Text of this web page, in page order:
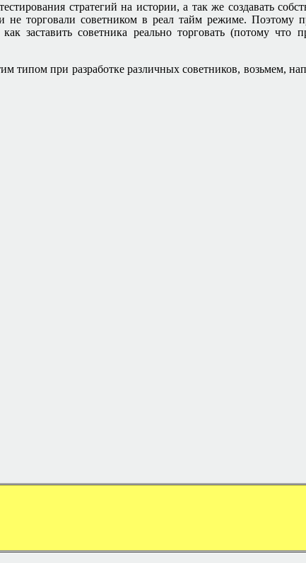
стратегий на истории, а так же создавать
не торговали советником в реал тайм режиме.
заставить советника реально торговать (потому
типом при разработке различных советников, возьмем,